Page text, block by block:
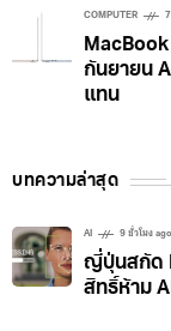
COMPUTER
กันยายน
แทน
บทความล่าสุด
AI 9 ชั่วโมง ago
ญี่ปุ่นสกัด
สิทธิ์ห้าม